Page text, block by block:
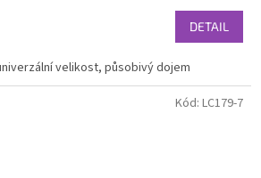
DETAIL
velikost, působivý dojem
Kód: LC179-7